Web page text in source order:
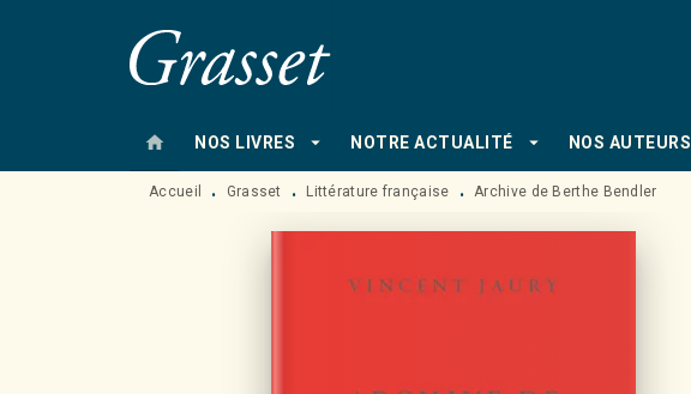
MENU RECHERCHE
home NOS LIVRES arrow_drop_down NOTRE ACTUALITÉ arrow_drop_down NOS AUTEURS
Accueil • Grasset • Littérature française • Archive de Berthe Bendler